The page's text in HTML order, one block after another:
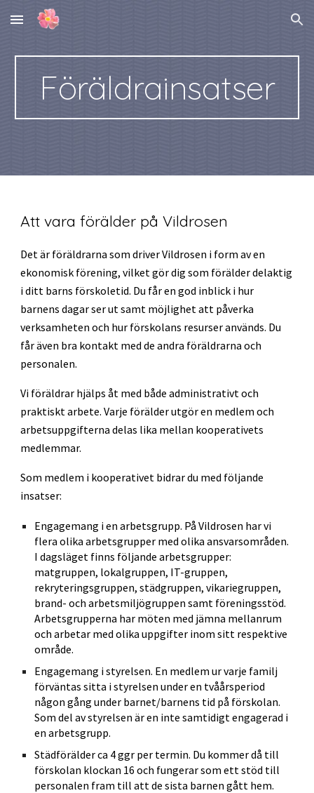
Skip to main content Skip to navigation
Föräldrainsatser
Att vara förälder på Vildrosen
Det är föräldrarna som driver Vildrosen i form av en
ekonomisk förening, vilket gör dig som förälder delaktig
i ditt barns förskoletid. Du fåren god inblick i hur
barnens dagar ser utsamt möjlighet att påverka
verksamheten och hur förskolans resurser används. Du
får även bra kontakt med de andra föräldrarna och
personalen.
Vi föräldrar hjälps åt med både administrativt och
praktiskt arbete. Varje förälder utgör en medlem och
arbetsuppgifterna delas lika mellan kooperativets
medlemmar.
Som medlem i kooperativet bidrar du med följande
insatser:
Engagemang i en arbetsgrupp. På Vildrosen har vi
flera olika arbetsgrupper med olika ansvarsområden.
I dagsläget finns följande arbetsgrupper:
matgruppen, lokalgruppen, IT-gruppen,
rekryteringsgruppen, städgruppen, vikariegruppen,
brand- och arbetsmiljögruppen samt föreningsstöd.
Arbetsgrupperna har möten med jämna mellanrum
och arbetar med olika uppgifter inom sitt respektive
område.
Engagemang i styrelsen. En medlem ur varje familj
förväntas sitta i styrelsen under en tvåårsperiod
någon gång under barnet/barnens tid på förskolan.
Som del av styrelsen är en inte samtidigt engagerad i
en arbetsgrupp.
Städförälder ca 4 ggr per termin. Du kommer då till
förskolan klockan 16 och fungerar som ett stöd till
personalen fram till att de sista barnen gått hem.